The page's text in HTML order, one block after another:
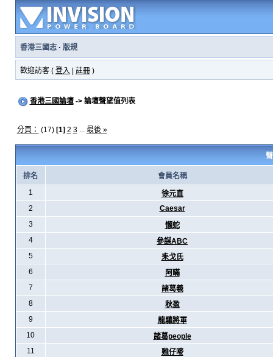
香港三國志· 版規
歡迎訪客 ( 登入 註冊)
香港三國論壇-> 論壇聲望值列表
分頁： (17) [1] 2 3... 最後 »
排名
會員名稱
1
徐元直
2
Caesar
3
懶蛇
4
參謀ABC
5
耒戈氏
6
阿暪
7
諸葛羲
8
秋盈
9
龍驤將軍
10
諸葛people
11
雞仔嘜